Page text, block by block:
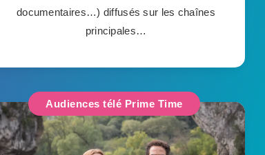
documentaires…) diffusés sur les chaînes
principales…
Audiences télé Prime Time